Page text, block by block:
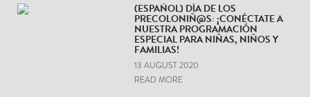
(ESPAÑOL) DÍA DE LOS
PRECOLONIÑ@S: ¡CONÉCTATE A
NUESTRA PROGRAMACIÓN
ESPECIAL PARA NIÑAS, NIÑOS Y
FAMILIAS!
13 AUGUST 2020
READ MORE